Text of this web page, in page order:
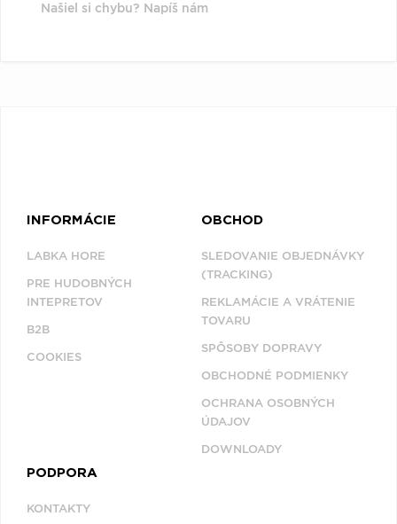
Našiel si chybu? Napíš nám
INFORMÁCIE
LABKA HORE
PRE HUDOBNÝCH
INTEPRETOV
B2B
COOKIES
OBCHOD
SLEDOVANIE OBJEDNÁVKY
(TRACKING)
REKLAMÁCIE A VRÁTENIE
TOVARU
SPÔSOBY DOPRAVY
OBCHODNÉ PODMIENKY
OCHRANA OSOBNÝCH
ÚDAJOV
DOWNLOADY
PODPORA
KONTAKTY